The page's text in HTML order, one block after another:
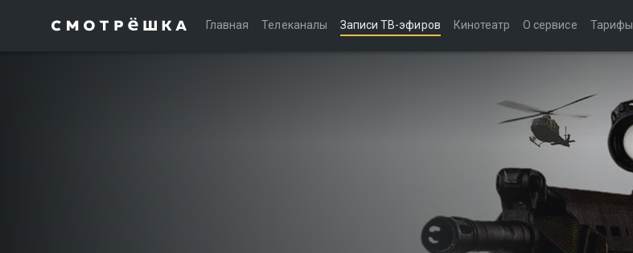
Главная Телеканалы Записи ТВ-эфиров Кинотеатр О сервисе Тарифы